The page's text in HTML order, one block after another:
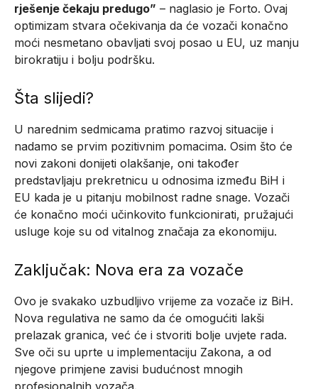
rješenje čekaju predugo” – naglasio je Forto. Ovaj
optimizam stvara očekivanja da će vozači konačno
moći nesmetano obavljati svoj posao u EU, uz manju
birokratiju i bolju podršku.
Šta slijedi?
U narednim sedmicama pratimo razvoj situacije i
nadamo se prvim pozitivnim pomacima. Osim što će
novi zakoni donijeti olakšanje, oni također
predstavljaju prekretnicu u odnosima između BiH i
EU kada je u pitanju mobilnost radne snage. Vozači
će konačno moći učinkovito funkcionirati, pružajući
usluge koje su od vitalnog značaja za ekonomiju.
Zaključak: Nova era za vozače
Ovo je svakako uzbudljivo vrijeme za vozače iz BiH.
Nova regulativa ne samo da će omogućiti lakši
prelazak granica, već će i stvoriti bolje uvjete rada.
Sve oči su uprte u implementaciju Zakona, a od
njegove primjene zavisi budućnost mnogih
profesionalnih vozača.